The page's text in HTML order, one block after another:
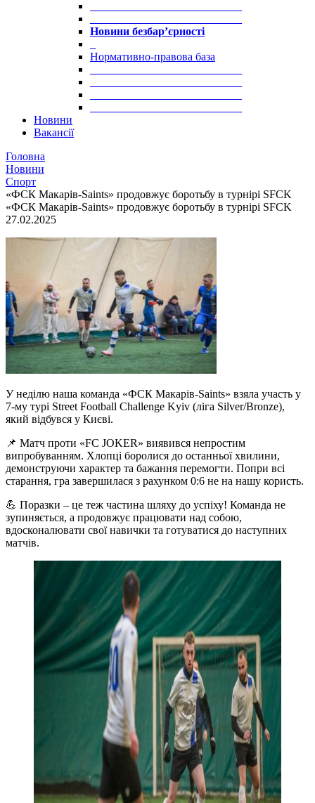
Новини безбар’єрності
Нормативно-правова база
Новини
Вакансії
Головна
Новини
Спорт
«ФСК Макарів-Saints» продовжує боротьбу в турнірі SFCK
«ФСК Макарів-Saints» продовжує боротьбу в турнірі SFCK
27.02.2025
У неділю наша команда «ФСК Макарів-Saints» взяла участь у
7-му турі Street Football Challenge Kyiv (ліга Silver/Bronze),
який відбувся у Києві.
📌 Матч проти «FC JOKER» виявився непростим
випробуванням. Хлопці боролися до останньої хвилини,
демонструючи характер та бажання перемогти. Попри всі
старання, гра завершилася з рахунком 0:6 не на нашу користь.
💪 Поразки – це теж частина шляху до успіху! Команда не
зупиняється, а продовжує працювати над собою,
вдосконалювати свої навички та готуватися до наступних
матчів.